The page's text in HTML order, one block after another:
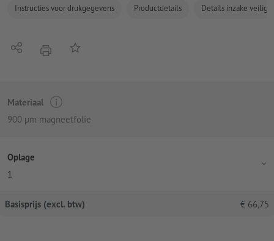
Instructies voor drukgegevens Productdetails Details inzake
Delen afdrukkenOp de lijst
Materiaal
900 µm magneetfolie
Oplage
1
Basisprijs (excl. btw) € 66,75